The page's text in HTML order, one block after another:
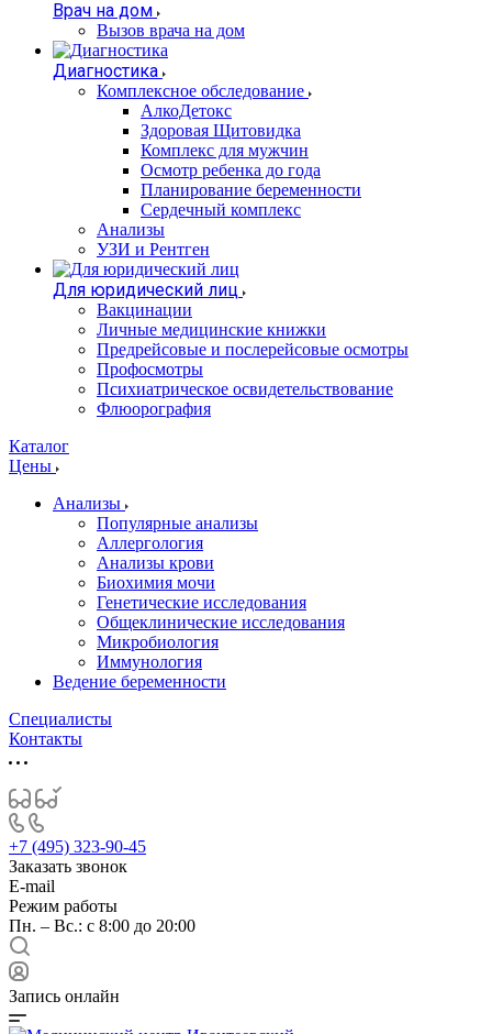
Врач на дом
Вызов врача на дом
Диагностика
Комплексное обследование
АлкоДетокс
Здоровая Щитовидка
Комплекс для мужчин
Осмотр ребенка до года
Планирование беременности
Сердечный комплекс
Анализы
УЗИ и Рентген
Для юридический лиц
Вакцинации
Личные медицинские книжки
Предрейсовые и послерейсовые осмотры
Профосмотры
Психиатрическое освидетельствование
Флюорография
Каталог
Цены
Анализы
Популярные анализы
Аллергология
Анализы крови
Биохимия мочи
Генетические исследования
Общеклинические исследования
Микробиология
Иммунология
Ведение беременности
Специалисты
Контакты
+7 (495) 323-90-45
Заказать звонок
E-mail
Режим работы
Пн. – Вс.: с 8:00 до 20:00
Запись онлайн